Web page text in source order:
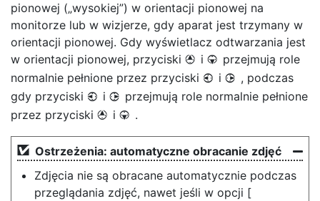
pionowej („wysokiej”) w orientacji pionowej na
monitorze lub w wizjerze, gdy aparat jest trzymany w
orientacji pionowej. Gdy wyświetlacz odtwarzania jest
w orientacji pionowej, przyciski 1 i 3 przejmują role
normalnie pełnione przez przyciski 4 i 2 , podczas
gdy przyciski 4 i 2 przejmują role normalnie pełnione
przez przyciski 1 i 3 .
Ostrzeżenia: automatyczne obracanie zdjęć
Zdjęcia nie są obracane automatycznie podczas
przeglądania zdjęć, nawet jeśli w opcji [